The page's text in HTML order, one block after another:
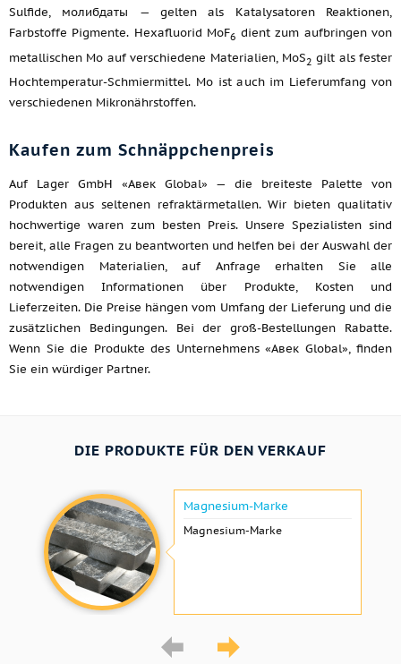
Sulfide, молибдаты — gelten als Katalysatoren Reaktionen,
Farbstoffe Pigmente. Hexafluorid MoF6 dient zum aufbringen von
metallischen Mo auf verschiedene Materialien, MoS2 gilt als fester
Hochtemperatur-Schmiermittel. Mo ist auch im Lieferumfang von
verschiedenen Mikronährstoffen.
Kaufen zum Schnäppchenpreis
Auf Lager GmbH «Авек Global» — die breiteste Palette von
Produkten aus seltenen refraktärmetallen. Wir bieten qualitativ
hochwertige waren zum besten Preis. Unsere Spezialisten sind
bereit, alle Fragen zu beantworten und helfen bei der Auswahl der
notwendigen Materialien, auf Anfrage erhalten Sie alle
notwendigen Informationen über Produkte, Kosten und
Lieferzeiten. Die Preise hängen vom Umfang der Lieferung und die
zusätzlichen Bedingungen. Bei der groß-Bestellungen Rabatte.
Wenn Sie die Produkte des Unternehmens «Авек Global», finden
Sie ein würdiger Partner.
DIE PRODUKTE FÜR DEN VERKAUF
Magnesium-Marke
Magnesium-Marke